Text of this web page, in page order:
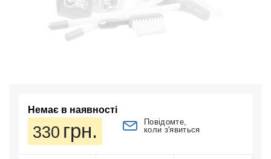
Немає в наявності
330 грн.
Повідомте,
коли з'явиться